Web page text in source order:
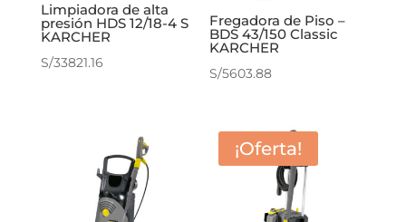
Limpiadora de alta
presión HDS 12/18-4 S
KARCHER
S/33821.16
Fregadora de Piso –
BDS 43/150 Classic
KARCHER
S/5603.88
¡Oferta!